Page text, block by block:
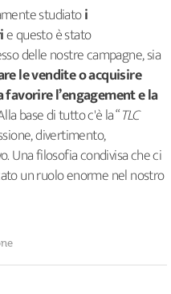
studiatoi
e questo è stato
delle nostre campagne, sia
le vendite o acquisire
l’engagement e la
base di tutto c'è la “TLC
divertimento,
Una filosofia condivisa che ci
un ruolo enorme nel nostro